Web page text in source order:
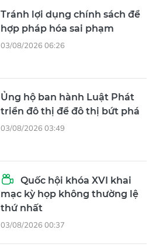
Tránh lợi dụng chính sách để
hợp pháp hóa sai phạm
03/08/2026 06:26
Ủng hộ ban hành Luật Phát
triển đô thị để đô thị bứt phá
03/08/2026 03:49
Quốc hội khóa XVI khai
mạc kỳ họp không thường lệ
thứ nhất
03/08/2026 00:37